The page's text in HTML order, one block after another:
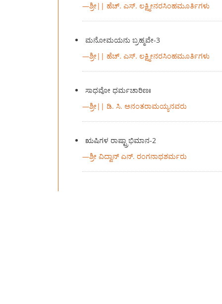
—ಶ್ರೀ|| ಹೆಚ್. ಎಸ್. ಲಕ್ಷ್ಮೀನರಸಿಂಹಮೂರ್ತಿಗಳು
ಮನೋಮಯನು ಬ್ರಹ್ಮವೇ-3
—ಶ್ರೀ|| ಹೆಚ್. ಎಸ್. ಲಕ್ಷ್ಮೀನರಸಿಂಹಮೂರ್ತಿಗಳು
ಸಾಧವೋ ಧರ್ಮಚಾರಿಣಃ
—ಶ್ರೀ|| ಡಿ. ಸಿ. ಅನಂತರಾಮಯ್ಯನವರು
ಋಷಿಗಳ ರಾಷ್ಟ್ರಾಭಿಮಾನ-2
—ಶ್ರೀ ವಿದ್ವಾನ್ ಎನ್. ರಂಗನಾಥಶರ್ಮರು